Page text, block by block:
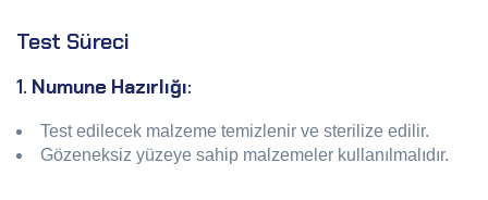
Test Süreci
1. Numune Hazırlığı:
Test edilecek malzeme temizlenir ve sterilize edilir.
Gözeneksiz yüzeye sahip malzemeler kullanılmalıdır.